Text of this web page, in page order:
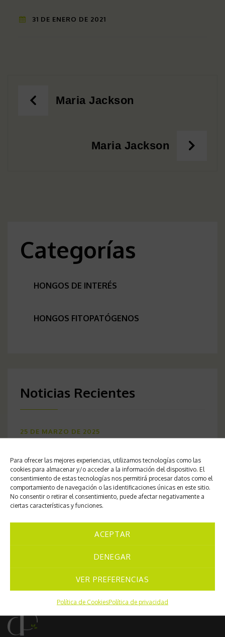
Para ofrecer las mejores experiencias, utilizamos tecnologías como las
cookies para almacenar y/o acceder a la información del dispositivo. El
consentimiento de estas tecnologías nos permitirá procesar datos como el
comportamiento de navegación o las identificaciones únicas en este sitio.
No consentir o retirar el consentimiento, puede afectar negativamente a
ciertas características y funciones.
ACEPTAR
DENEGAR
VER PREFERENCIAS
Política de CookiesPolítica de privacidad
31 DE ENERO DE 2021
Navegación
entradas
Maria Jackson
Maria Jackson
Categorías
HONGOS DE INTERÉS
HONGOS FITOPATÓGENOS
Noticias Recientes
25 DE MARZO DE 2025
25 DE MARZO DE 2025
Apiospora balearica
31 DE DICIEMBRE DE 2024